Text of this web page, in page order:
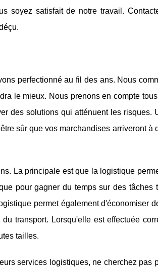
soyez satisfait de notre travail.
perfectionné au fil des ans. Nous
le mieux. Nous prenons en compte
des solutions qui atténuent les risques.
sûr que vos marchandises arriveront à
La principale est que la logistique
pour gagner du temps sur des tâches
permet également d'économiser
transport. Lorsqu'elle est effectuée
tailles.
services logistiques, ne cherchez pas